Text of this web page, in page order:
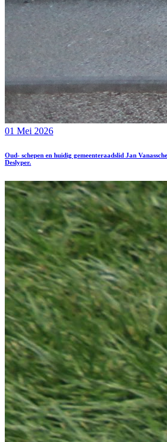
01 Mei 2026
Oud- schepen en huidig gemeenteraadslid Jan
Deslyper.